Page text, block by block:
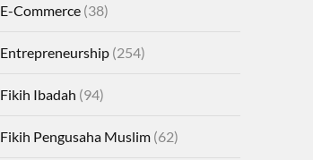
E-Commerce(38)
Entrepreneurship(254)
Fikih Ibadah (94)
Fikih Pengusaha Muslim(62)